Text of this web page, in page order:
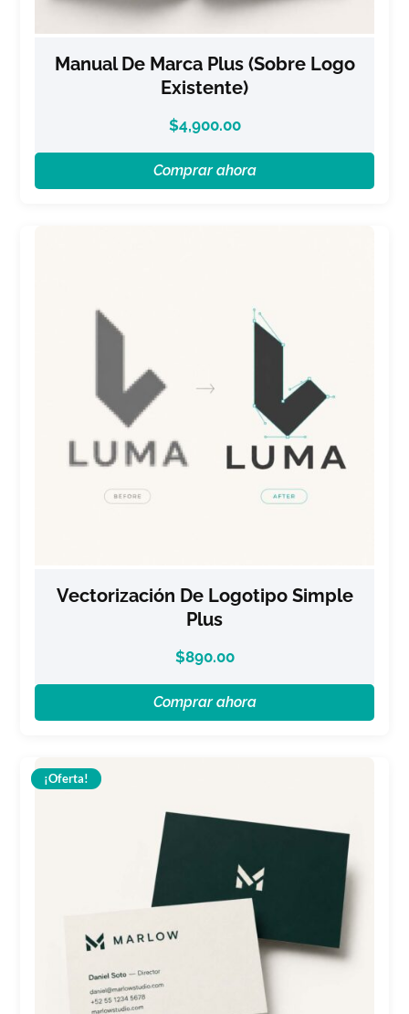
Manual De Marca Plus (sobre Logo
Existente)
$4,900.00
Comprar ahora
Vectorización De Logotipo Simple
Plus
$890.00
Comprar ahora
¡Oferta!